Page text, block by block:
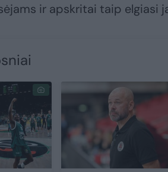
ir apskritai taip elgiasi